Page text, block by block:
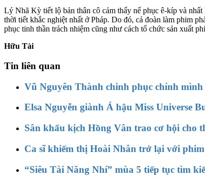
Lý Nhã Kỳ tiết lộ bản thân cô cảm thấy nể phục ê-kíp và
thời tiết khắc nghiệt nhất ở Pháp. Do đó, cả đoàn làm phim
phục tinh thần trách nhiệm cũng như cách tổ chức sản xuất
Hữu Tài
Tin liên quan
Vũ Nguyên Thành chinh phục chính
Elsa Nguyễn giành Á hậu Miss Universe
Sân khấu kịch Hồng Vân trao cơ hội cho
Ca sĩ khiếm thị Hoài Nhân trở lại với
“Siêu Tài Năng Nhí” mùa 5 tiếp tục tìm